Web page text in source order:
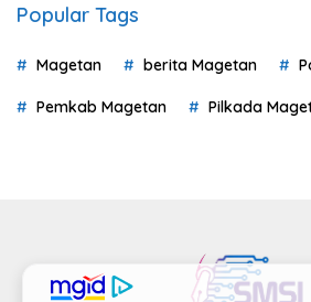
Popular Tags
Magetan berita Magetan
Pemkab Magetan Pilkada